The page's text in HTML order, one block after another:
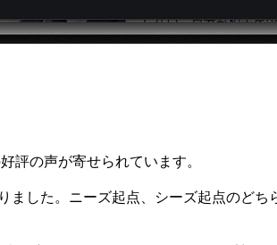
評の声が寄せられています。
ました。ニーズ起点、シーズ起点のど